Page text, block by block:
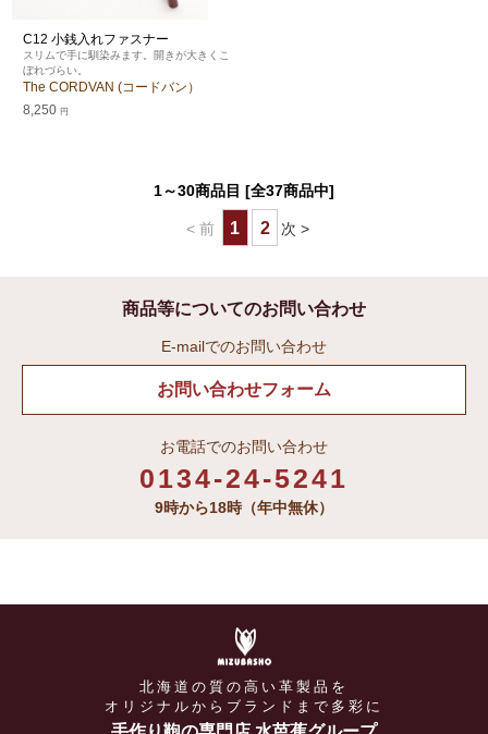
C12 小銭入れファスナー
スリムで手に馴染みます。開きが大きくこ
ぼれづらい。
The CORDVAN (コードバン）
8,250 円
1～30商品目 [全37商品中]
< 前 1 2 次 >
商品等についてのお問い合わせ
E-mailでのお問い合わせ
お問い合わせフォーム
お電話でのお問い合わせ
0134-24-5241
9時から18時（年中無休）
北海道の質の高い革製品を
オリジナルからブランドまで多彩に